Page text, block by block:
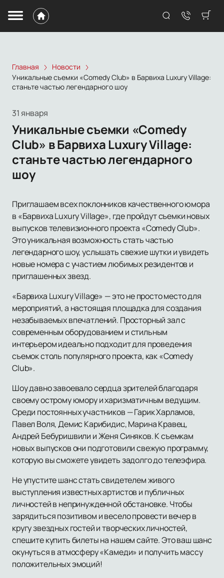
Главная
Новости
Уникальные съемки «Comedy Club» в Барвиха Luxury Village:
станьте частью легендарного шоу
31 января
Уникальные съемки «Comedy
Club» в Барвиха Luxury Village:
станьте частью легендарного
шоу
Приглашаем всех поклонников качественного юмора
в «Барвиха Luxury Village», где пройдут съемки новых
выпусков телевизионного проекта «Comedy Club».
Это уникальная возможность стать частью
легендарного шоу, услышать свежие шутки и увидеть
новые номера с участием любимых резидентов и
приглашенных звезд.
«Барвиха Luxury Village» — это не просто место для
мероприятий, а настоящая площадка для создания
незабываемых впечатлений. Просторный зал с
современным оборудованием и стильным
интерьером идеально подходит для проведения
съемок столь популярного проекта, как «Comedy
Club».
Шоу давно завоевало сердца зрителей благодаря
своему острому юмору и харизматичным ведущим.
Среди постоянных участников — Гарик Харламов,
Павел Воля, Демис Карибидис, Марина Кравец,
Андрей Бебуришвили и Женя Синяков. К съемкам
новых выпусков они подготовили свежую программу,
которую вы сможете увидеть задолго до телеэфира.
Не упустите шанс стать свидетелем живого
выступления известных артистов и публичных
личностей в непринужденной обстановке. Чтобы
зарядиться позитивом и весело провести вечер в
кругу звездных гостей и творческих личностей,
спешите купить билеты на нашем сайте. Это ваш шанс
окунуться в атмосферу «Камеди» и получить массу
положительных эмоций!